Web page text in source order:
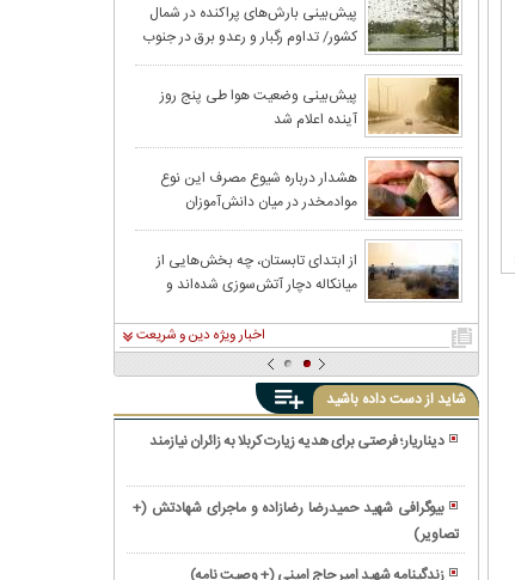
پیش‌بینی بارش‌های پراکنده در شمال
کشور/ تداوم رگبار و رعدو برق در جنوب
شرق
پیش‌بینی وضعیت هوا طی پنج روز
آینده اعلام شد
هشدار درباره شیوع مصرف این نوع
موادمخدر در میان دانش‌آموزان
از ابتدای تابستان، چه بخش‌هایی از
میانکاله دچار آتش‌سوزی شده‌اند و
اخبار ویژه دین و شریعت
شاید از دست داده باشید
دیناریار؛ فرصتی برای هدیه زیارت کربلا به زائران نیازمند
بیوگرافی شهید حمیدرضا رضازاده و ماجرای شهادتش (+
تصاویر)
زندگینامه شهید امیر حاج امینی (+ وصیت نامه)